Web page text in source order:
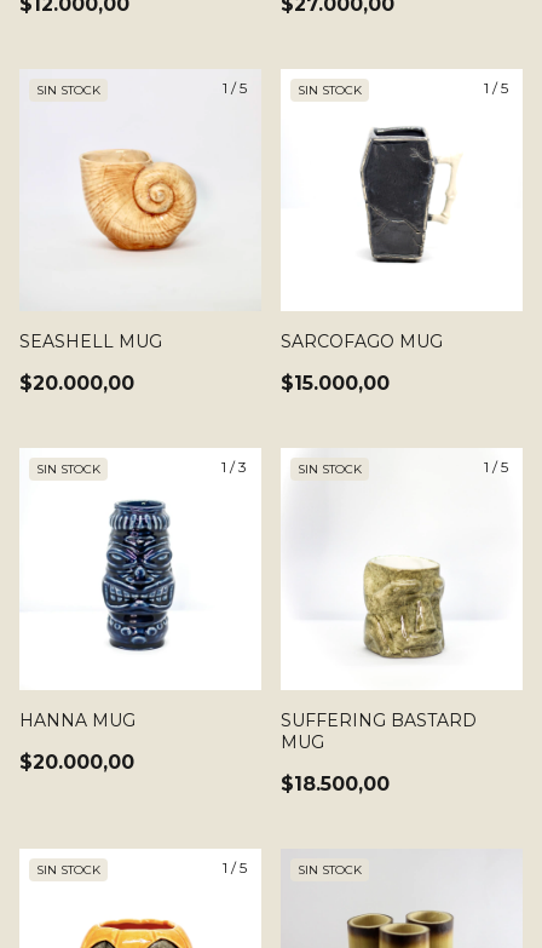
1 /5
SIN STOCK
SEASHELL MUG
$20.000,00
1 /5
SIN STOCK
SARCOFAGO MUG
$15.000,00
1 /3
SIN STOCK
HANNA MUG
$20.000,00
1 /5
SIN STOCK
SUFFERING BASTARD
MUG
$18.500,00
1 /5
SIN STOCK SIN STOCK